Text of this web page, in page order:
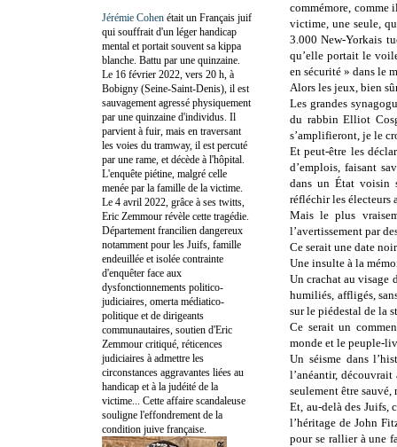
commémore, comme
victime, une seule,
3.000 New-Yorkais
qu’elle portait le
en sécurité » dans le
Alors les jeux, bien
Les grandes
du rabbin Elliot
s’amplifieront, je le
Et peut-être les
d’emplois, faisant
dans un État voisin
réfléchir les électeurs
Mais le plus
l’avertissement par
Ce serait une date
Une insulte à la
Un crachat au visage
humiliés, affligés,
sur le piédestal de la
Ce serait un
monde et le peuple-
Un séisme dans
l’anéantir,
seulement être sauvé,
Et, au-delà des Juifs,
l’héritage de John
pour se rallier à une
Jérémie Cohen était un Français juif
qui souffrait d'un léger handicap
mental et portait souvent sa kippa
blanche. Battu par une quinzaine.
Le 16 février 2022, vers 20 h, à
Bobigny (Seine-Saint-Denis), il est
sauvagement agressé physiquement
par une quinzaine d'individus. Il
parvient à fuir, mais en traversant
les voies du tramway, il est percuté
par une rame, et décède à l'hôpital.
L'enquête piétine, malgré celle
menée par la famille de la victime.
Le 4 avril 2022, grâce à ses twitts,
Eric Zemmour révèle cette tragédie.
Département francilien dangereux
notamment pour les Juifs, famille
endeuillée et isolée contrainte
d'enquêter face aux
dysfonctionnements politico-
judiciaires, omerta médiatico-
politique et de dirigeants
communautaires, soutien d'Eric
Zemmour critiqué, réticences
judiciaires à admettre les
circonstances aggravantes liées au
handicap et à la judéité de la
victime... Cette affaire scandaleuse
souligne l'effondrement de la
condition juive française.